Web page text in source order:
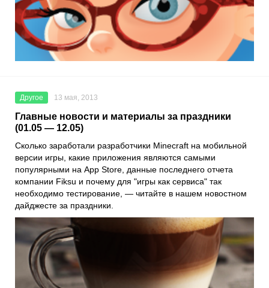
Другое 13 мая, 2013
Главные новости и материалы за праздники
(01.05 — 12.05)
Сколько заработали разработчики Minecraft на мобильной
версии игры, какие приложения являются самыми
популярными на App Store, данные последнего отчета
компании Fiksu и почему для "игры как сервиса" так
необходимо тестирование, — читайте в нашем новостном
дайджесте за праздники.